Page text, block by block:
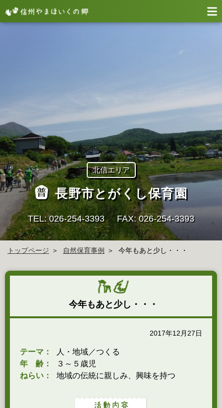
北信エリア
長野市とがくし保育園
TEL: 026-254-3393 FAX: 026-254-3393
トップページ 自然保育事例 今年もあと少し・・・
今年もあと少し・・・
2017年12月27日
テーマ：
人・地域／つくる
年 齢：
３～５歳児
ねらい：
地域の伝統に親しみ、興味を持つ